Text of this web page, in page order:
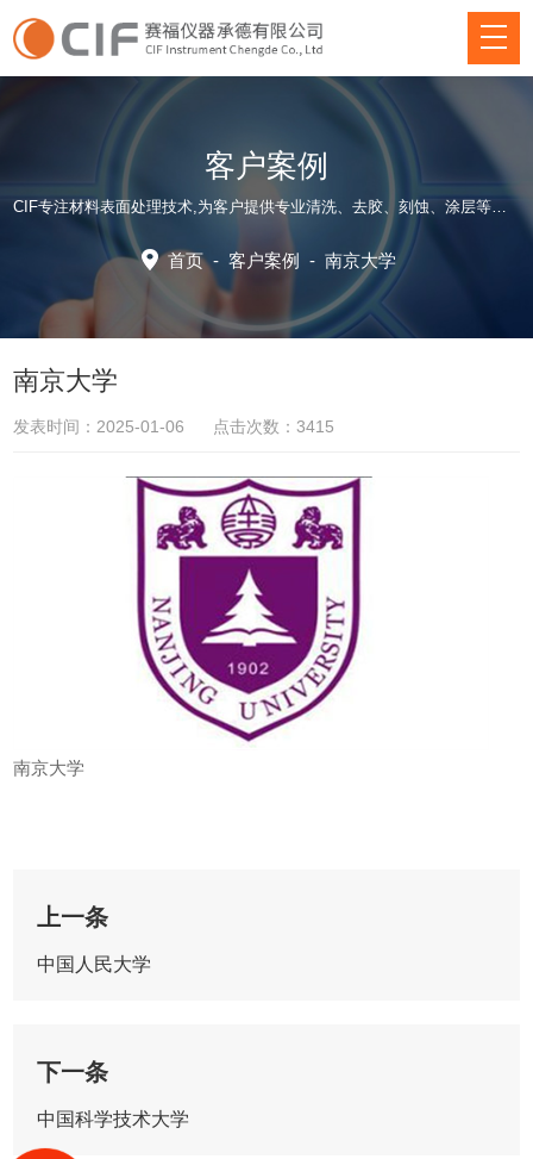
客户案例
CIF专注材料表面处理技术,为客户提供专业清洗、去胶、刻蚀、涂层等方面仪器装备和应用工艺解决方案！
首页- 客户案例 - 南京大学
南京大学
发表时间：2025-01-06 点击次数：3415
南京大学
上一条
中国人民大学
下一条
中国科学技术大学